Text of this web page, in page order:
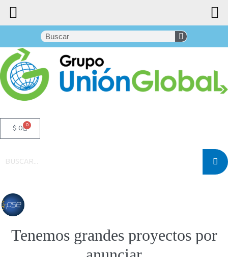
$0 0
Tenemos grandes proyectos por